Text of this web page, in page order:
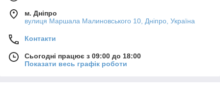
м. Дніпро
вулиця Маршала Малиновського 10, Дніпро, Україна
Контакти
Сьогодні працює з 09:00 до 18:00
Показати весь графік роботи